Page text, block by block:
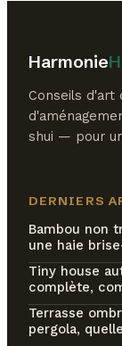
Harmonie
Conseils d'art
shui — pour
DERNIERS
Bambou non
une haie
Tiny house
complète,
Terrasse
pergola,